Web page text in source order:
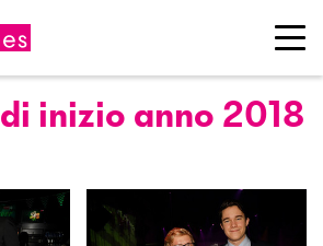
inizio anno 2018